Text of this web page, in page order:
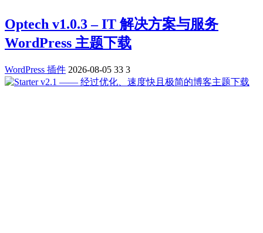
Optech v1.0.3 – IT 解决方案与服务
WordPress 主题下载
WordPress 插件 2026-08-05 33 3